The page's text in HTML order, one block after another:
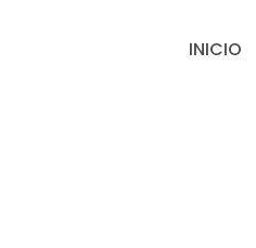
INICIO